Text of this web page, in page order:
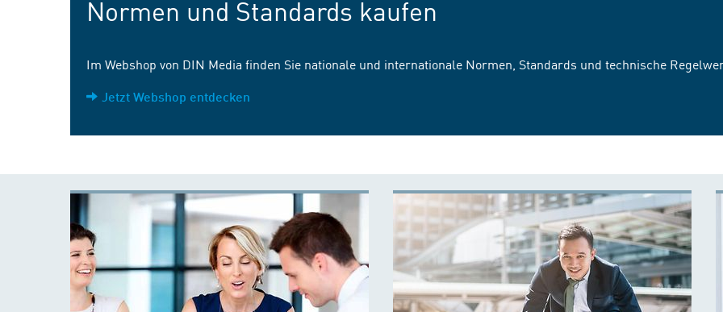
Normen und Standards kaufen
Im Webshop von DIN Media finden Sie nationale und internationale Normen, Standards und technische
Jetzt Webshop entdecken